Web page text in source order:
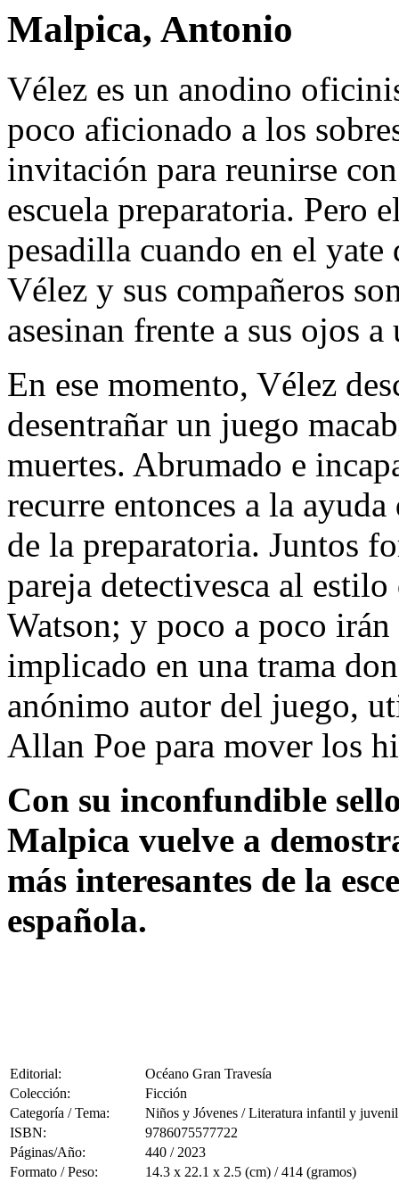
Malpica, Antonio
Vélez es un anodino
poco aficionado a los
invitación para reunirse
escuela preparatoria. Pero
pesadilla cuando en el yate
Vélez y sus compañeros
asesinan frente a sus ojos
En ese momento, Vélez
desentrañar un juego
muertes. Abrumado e
recurre entonces a la
de la preparatoria. Juntos
pareja detectivesca al
Watson; y poco a poco
implicado en una trama
anónimo autor del juego,
Allan Poe para mover los
Con su inconfundible
Malpica vuelve a
más interesantes de la
española.
Editorial:
Océano Gran Travesía
Colección:
Ficción
Categoría / Tema:
Niños y Jóvenes / Literatura infantil y juvenil
ISBN:
9786075577722
Páginas/Año:
440 / 2023
Formato / Peso:
14.3 x 22.1 x 2.5 (cm) / 414 (gramos)